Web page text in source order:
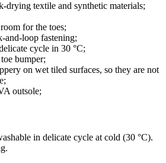
drying textile and synthetic materials;
for the toes;
and-loop fastening;
cycle in 30 °C;
bumper;
on wet tiled surfaces, so they are not
outsole;
in delicate cycle at cold (30 °C).